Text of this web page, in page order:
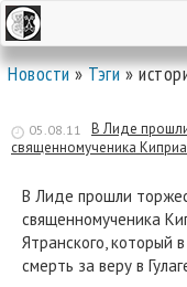
Новости»Тэги»
05.08.11
В Лиде
священномученика
В Лиде прошли
священномученика
Ятранского, который
смерть за веру в